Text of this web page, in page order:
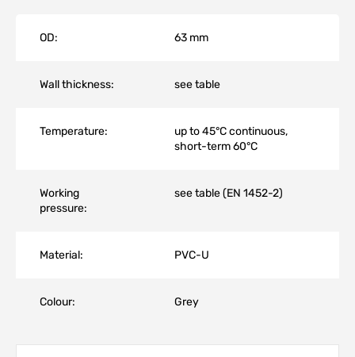
OD: 63 mm
Wall thickness: see table
Temperature:
up to 45°C continuous,
short-term 60°C
Working
pressure:
see table (EN 1452-2)
Material: PVC-U
Colour: Grey